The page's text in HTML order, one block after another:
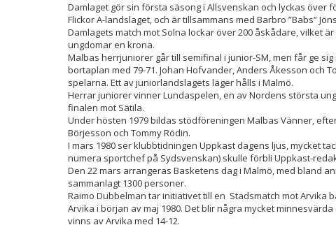
Damlaget gör sin första säsong i Allsvenskan och lyckas
Flickor A-landslaget, och är tillsammans med Barbro ”Babs”
Damlagets match mot Solna lockar över 200 åskådare, vilket
ungdomar en krona.
Malbas herrjuniorer går till semifinal i junior-SM, men får ge
bortaplan med 79-71. Johan Hofvander, Anders Åkesson och
spelarna. Ett av juniorlandslagets läger hålls i Malmö.
Herrar juniorer vinner Lundaspelen, en av Nordens största
finalen mot Sätila.
Under hösten 1979 bildas stödföreningen Malbas Vänner,
Börjesson och Tommy Rödin.
I mars 1980 ser klubbtidningen Uppkast dagens ljus, mycket
numera sportchef på Sydsvenskan) skulle förbli Uppkast-
Den 22 mars arrangeras Basketens dag i Malmö, med bland
sammanlagt 1300 personer.
Raimo Dubbelman tar initiativet till en Stadsmatch mot Arvika
Arvika i början av maj 1980. Det blir några mycket
vinns av Arvika med 14-12.